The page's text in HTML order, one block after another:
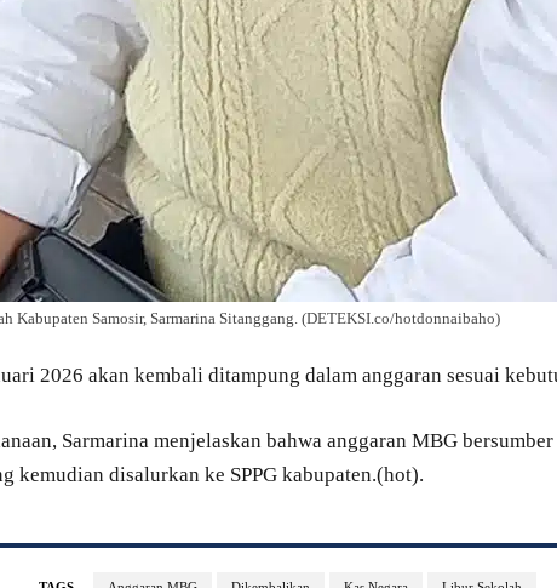
Kabupaten Samosir, Sarmarina Sitanggang. (DETEKSI.co/hotdonnaibaho)
2026 akan kembali ditampung dalam anggaran sesuai
Sarmarina menjelaskan bahwa anggaran MBG
kemudian disalurkan ke SPPG kabupaten.(hot).